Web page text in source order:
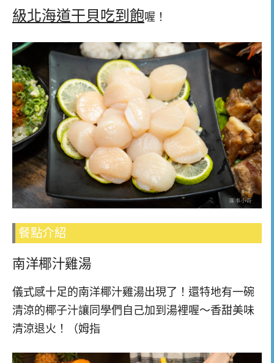
級北海道干貝吃到飽喔！
餐點介紹
南洋椰汁雞湯
儀式感十足的南洋椰汁雞湯出現了！還特地有一碗
清涼的椰子汁讓同學們自己加到湯裡喔～香甜美味
清涼退火！（姆指